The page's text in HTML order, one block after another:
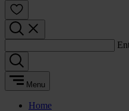
Menu
Home